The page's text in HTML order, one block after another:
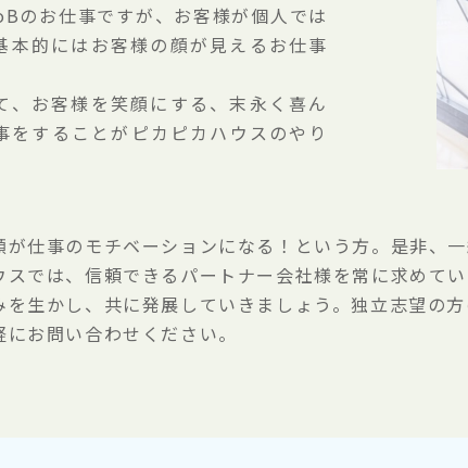
のお仕事ですが、お客様が個人では
本的にはお客様の顔が見えるお仕事
、お客様を笑顔にする、末永く喜ん
をすることがピカピカハウスのやり
が仕事のモチベーションになる！という方。是非、
スでは、信頼できるパートナー会社様を常に求めてい
生かし、共に発展していきましょう。独立志望の方
お問い合わせください。